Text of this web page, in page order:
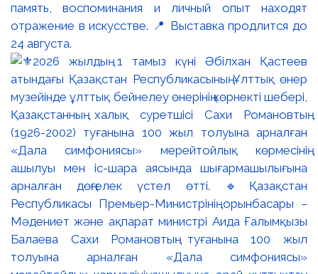
память, воспоминания и личный опыт находят
отражение в искусстве. 📍 Выставка продлится до
24 августа.